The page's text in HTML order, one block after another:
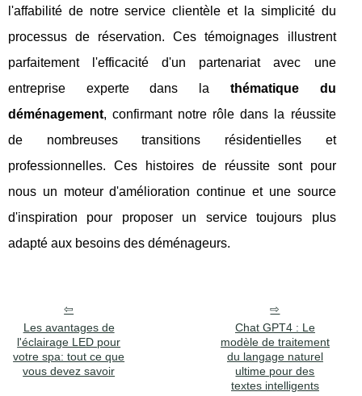
l'affabilité de notre service clientèle et la simplicité du
processus de réservation. Ces témoignages illustrent
parfaitement l'efficacité d'un partenariat avec une
entreprise experte dans la thématique du
déménagement, confirmant notre rôle dans la réussite
de nombreuses transitions résidentielles et
professionnelles. Ces histoires de réussite sont pour
nous un moteur d'amélioration continue et une source
d'inspiration pour proposer un service toujours plus
adapté aux besoins des déménageurs.
Les avantages de
l'éclairage LED pour
votre spa: tout ce que
vous devez savoir
Chat GPT4 : Le
modèle de traitement
du langage naturel
ultime pour des
textes intelligents